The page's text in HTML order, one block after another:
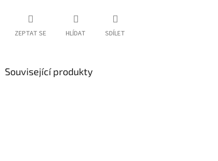
ZEPTAT SE HLÍDAT SDÍLET
Související produkty